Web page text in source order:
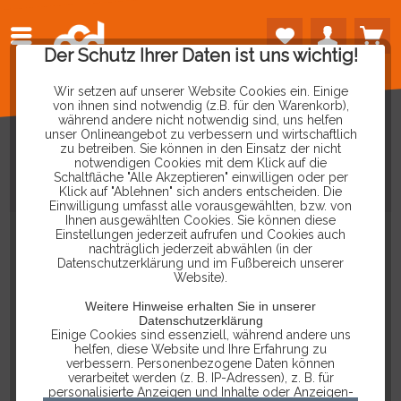
Der Schutz Ihrer Daten ist uns wichtig!
Wir setzen auf unserer Website Cookies ein. Einige
von ihnen sind notwendig (z.B. für den Warenkorb),
während andere nicht notwendig sind, uns helfen
unser Onlineangebot zu verbessern und wirtschaftlich
zu betreiben. Sie können in den Einsatz der nicht
notwendigen Cookies mit dem Klick auf die
Schaltfläche "Alle Akzeptieren" einwilligen oder per
Klick auf "Ablehnen" sich anders entscheiden. Die
Einwilligung umfasst alle vorausgewählten, bzw. von
Ihnen ausgewählten Cookies. Sie können diese
Einstellungen jederzeit aufrufen und Cookies auch
nachträglich jederzeit abwählen (in der
Datenschutzerklärung und im Fußbereich unserer
Website).
Weitere Hinweise erhalten Sie in unserer
Datenschutzerklärung
Einige Cookies sind essenziell, während andere uns
helfen, diese Website und Ihre Erfahrung zu
verbessern. Personenbezogene Daten können
verarbeitet werden (z. B. IP-Adressen), z. B. für
personalisierte Anzeigen und Inhalte oder Anzeigen-
ÖLDRUCKTESTER